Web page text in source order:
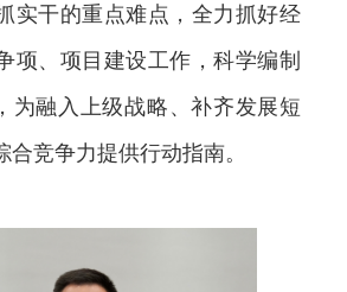
实干的重点难点，全力抓好经
项、项目建设工作，科学编制
为融入上级战略、补齐发展短
竞争力提供行动指南。